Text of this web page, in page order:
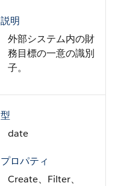
説明
外部システム内の財
務目標の一意の識別
子。
型
date
プロパティ
Create、Filter、